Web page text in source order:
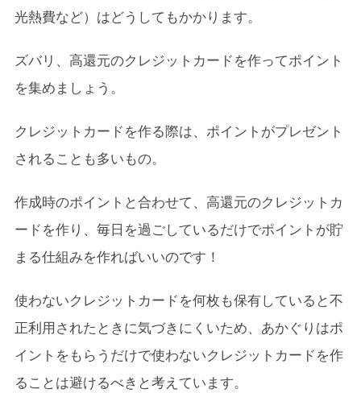
光熱費など）はどうしてもかかります。
ズバリ、高還元のクレジットカードを作ってポイント
を集めましょう。
クレジットカードを作る際は、ポイントがプレゼント
されることも多いもの。
作成時のポイントと合わせて、高還元のクレジットカ
ードを作り、 毎日を過ごしているだけでポイントが貯
まる仕組みを作ればいいのです！
使わないクレジットカードを何枚も保有していると不
正利用されたときに気づきにくいため、あかぐりはポ
イントをもらうだけで使わないクレジットカードを作
ることは避けるべきと考えています。